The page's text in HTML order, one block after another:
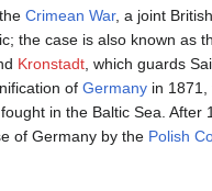
Crimean War, a joint
the case is also known as
Kronstadt , which guards
of Germany in 1871,
in the Baltic Sea. After
of Germany by the Polish